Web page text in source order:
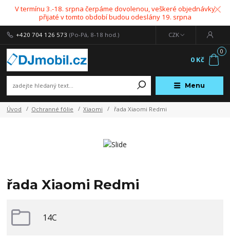
V termínu 3.-18. srpna čerpáme dovolenou, veškeré objednávky
přijaté v tomto období budou odeslány 19. srpna
Menu
CZK
+420 704 126 573 (Po-Pá, 8-18 hod.)
0
0 Kč
Úvod Ochranné fólie Xiaomi řada Xiaomi Redmi
řada Xiaomi Redmi
14C